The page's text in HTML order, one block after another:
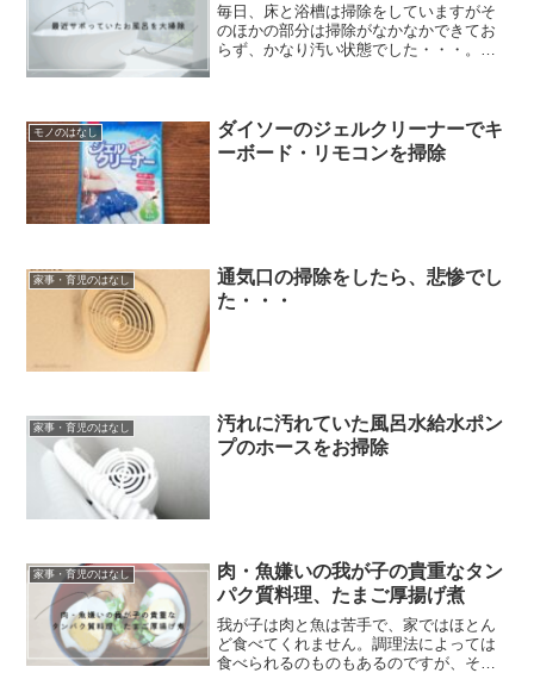
毎日、床と浴槽は掃除をしていますがそ
のほかの部分は掃除がなかなかできてお
らず、かなり汚い状態でした・・・。時
やばいな、と思いまとまっ...
モノのはなし
ダイソーのジェルクリーナーでキ
ーボード・リモコンを掃除
家事・育児のはなし
通気口の掃除をしたら、悲惨でし
た・・・
家事・育児のはなし
汚れに汚れていた風呂水給水ポン
プのホースをお掃除
家事・育児のはなし
肉・魚嫌いの我が子の貴重なタン
パク質料理、たまご厚揚げ煮
我が子は肉と魚は苦手で、家ではほとん
ど食べてくれません。調理法によっては
食べられるのものもあるのですが、それ